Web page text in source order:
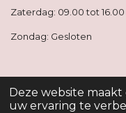
Deze website
uw ervaring te
Zaterdag: 09.00 tot 16.00
Zondag: Gesloten
Alle behandelingen zijn
inboeken of stuur ons